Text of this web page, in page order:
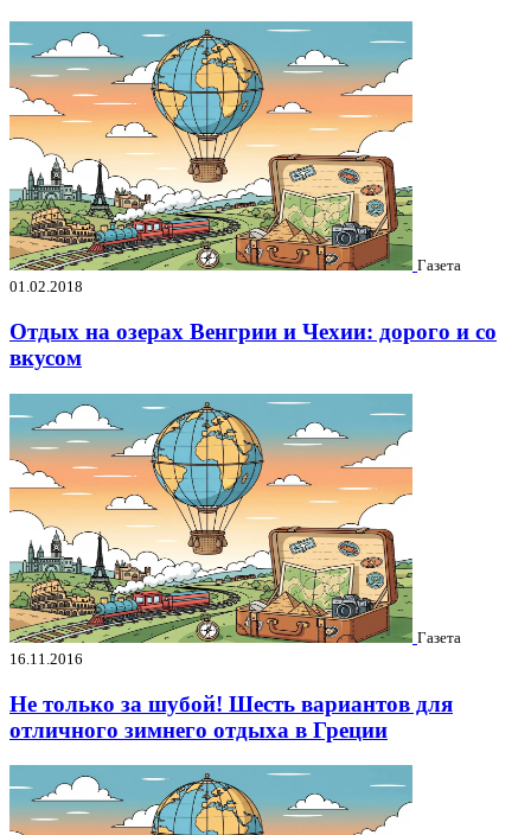
Газета
01.02.2018
Отдых на озерах Венгрии и Чехии: дорого и со
вкусом
Газета
16.11.2016
Не только за шубой! Шесть вариантов для
отличного зимнего отдыха в Греции